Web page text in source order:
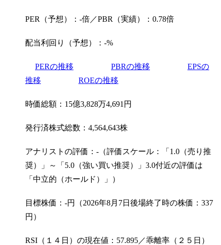
PER（予想）：-倍／PBR（実績）：0.78倍
配当利回り（予想）：-%
PERの推移 PBRの推移
EPSの
推移
ROEの推移
時価総額：15億3,828万4,691円
発行済株式総数：4,564,643株
アナリストの評価：-（評価スケール：「1.0（売り推
奨）」～「5.0（強い買い推奨）」3.0付近の評価は
「中立的（ホールド）」）
目標株価：-円（2026年8月7日後場終了時の株価：337
円）
RSI（１４日）の現在値：57.895／乖離率（２５日）